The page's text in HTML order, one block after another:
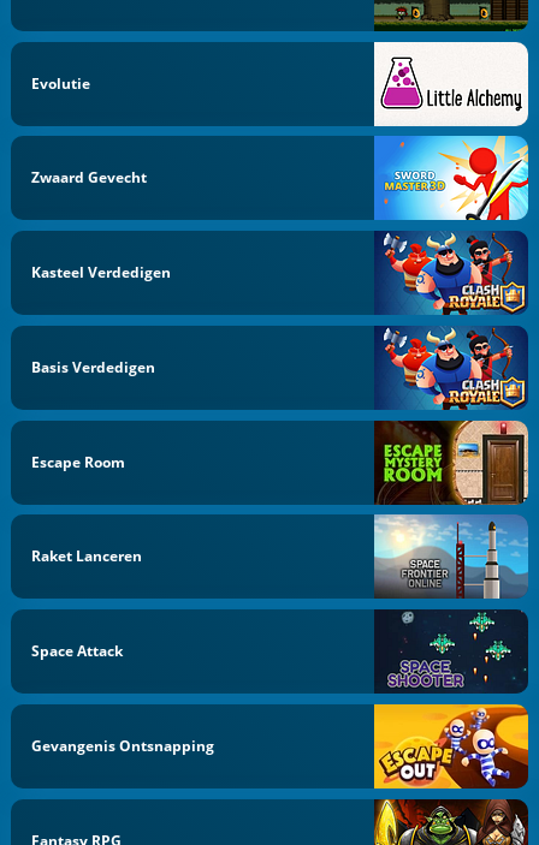
Evolutie
Zwaard Gevecht
Kasteel Verdedigen
Basis Verdedigen
Escape Room
Raket Lanceren
Space Attack
Gevangenis Ontsnapping
Fantasy RPG